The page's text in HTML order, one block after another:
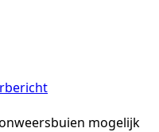
mogelijk